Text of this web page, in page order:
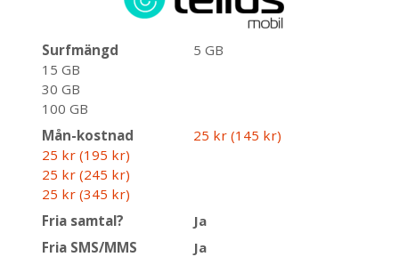
Surfmängd
5 GB
15 GB
30 GB
100 GB
Mån-kostnad
25 kr (145 kr)
25 kr (195 kr)
25 kr (245 kr)
25 kr (345 kr)
Fria samtal?
Ja
Fria SMS/MMS
Ja